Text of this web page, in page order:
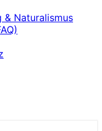
& Naturalismus